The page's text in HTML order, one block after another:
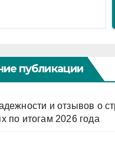
ki
ть
публикации
и отзывов о
по итогам 2026 года